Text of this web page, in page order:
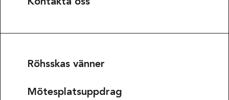
Kontakta oss
Röhsskas vänner
Mötesplatsuppdrag